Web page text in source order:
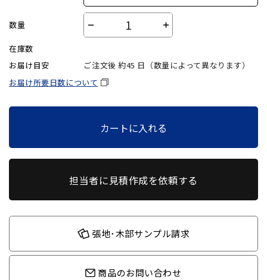
数量 － ＋
在庫数
お届け目安
ご注文後 約45 日（数量によって異なります）
お届け所要日数について
カートに入れる
担当者に見積作成を依頼する
張地･木部サンプル請求
商品のお問い合わせ